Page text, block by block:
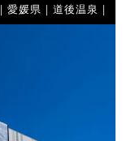
｜愛媛県｜道後温泉｜